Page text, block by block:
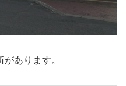
あります。